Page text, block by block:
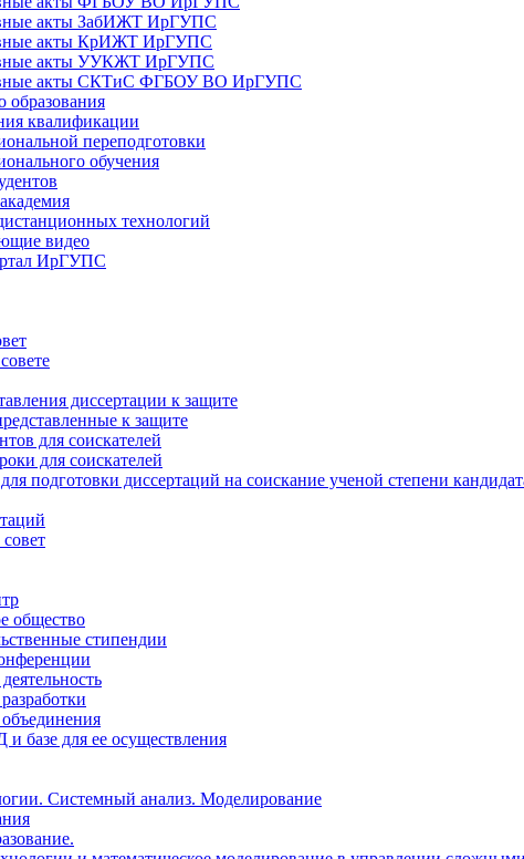
акты ЗабИЖТ ИрГУПС
акты КрИЖТ ИрГУПС
акты УУКЖТ ИрГУПС
акты СКТиС ФГБОУ ВО ИрГУПС
образования
квалификации
переподготовки
обучения
технологий
видео
ИрГУПС
диссертации к защите
к защите
для соискателей
для соискателей
подготовки диссертаций на соискание ученой степени
общество
стипендии
базе для ее осуществления
Системный анализ. Моделирование